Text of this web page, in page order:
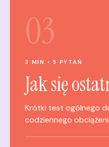
03
3 MIN • 5 PYTAŃ
Jak się
Krótki test ogólnego
codziennego